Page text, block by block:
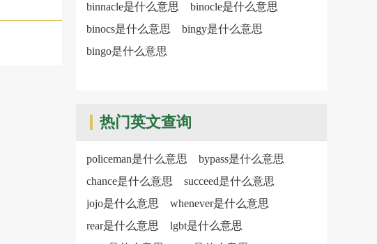
binnacle是什么意思
binocle是什么意思
binocs是什么意思
bingy是什么意思
bingo是什么意思
热门英文查询
policeman是什么意思
bypass是什么意思
chance是什么意思
succeed是什么意思
jojo是什么意思
whenever是什么意思
rear是什么意思
lgbt是什么意思